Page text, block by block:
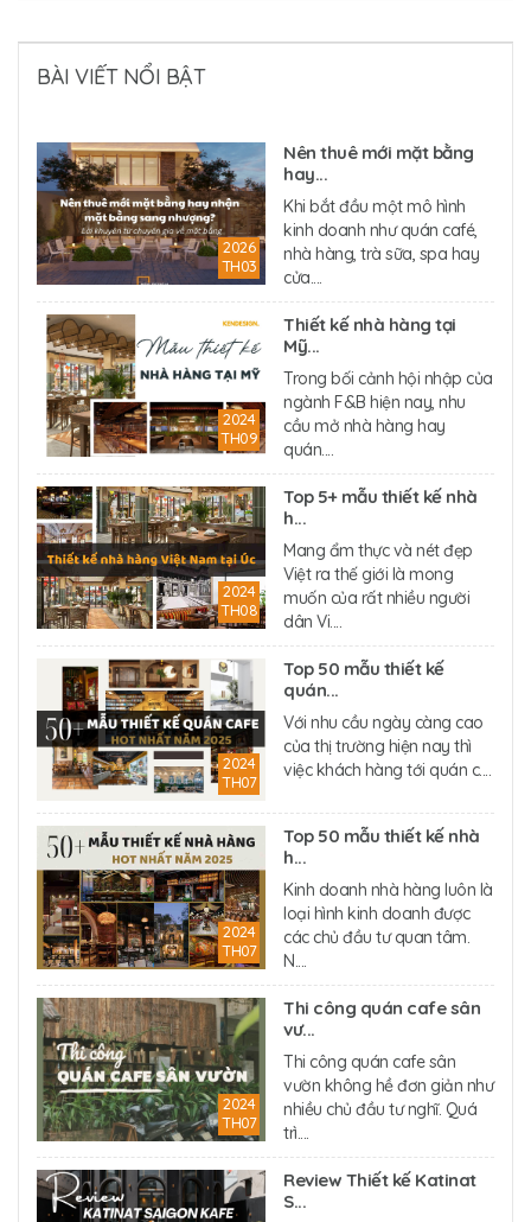
BÀI VIẾT NỔI BẬT
2026
TH03
Nên thuê mới mặt bằng
hay...
Khi bắt đầu một mô hình
kinh doanh như quán café,
nhà hàng, trà sữa, spa hay
cửa....
2024
TH09
Thiết kế nhà hàng tại
Mỹ...
Trong bối cảnh hội nhập của
ngành F&B hiện nay, nhu
cầu mở nhà hàng hay
quán....
2024
TH08
Top 5+ mẫu thiết kế nhà
h...
Mang ẩm thực và nét đẹp
Việt ra thế giới là mong
muốn của rất nhiều người
dân Vi....
2024
TH07
Top 50 mẫu thiết kế
quán...
Với nhu cầu ngày càng cao
của thị trường hiện nay thì
việc khách hàng tới quán c....
2024
TH07
Top 50 mẫu thiết kế nhà
h...
Kinh doanh nhà hàng luôn là
loại hình kinh doanh được
các chủ đầu tư quan tâm.
N....
2024
TH07
Thi công quán cafe sân
vư...
Thi công quán cafe sân
vườn không hề đơn giản như
nhiều chủ đầu tư nghĩ. Quá
trì....
Review Thiết kế Katinat
S...